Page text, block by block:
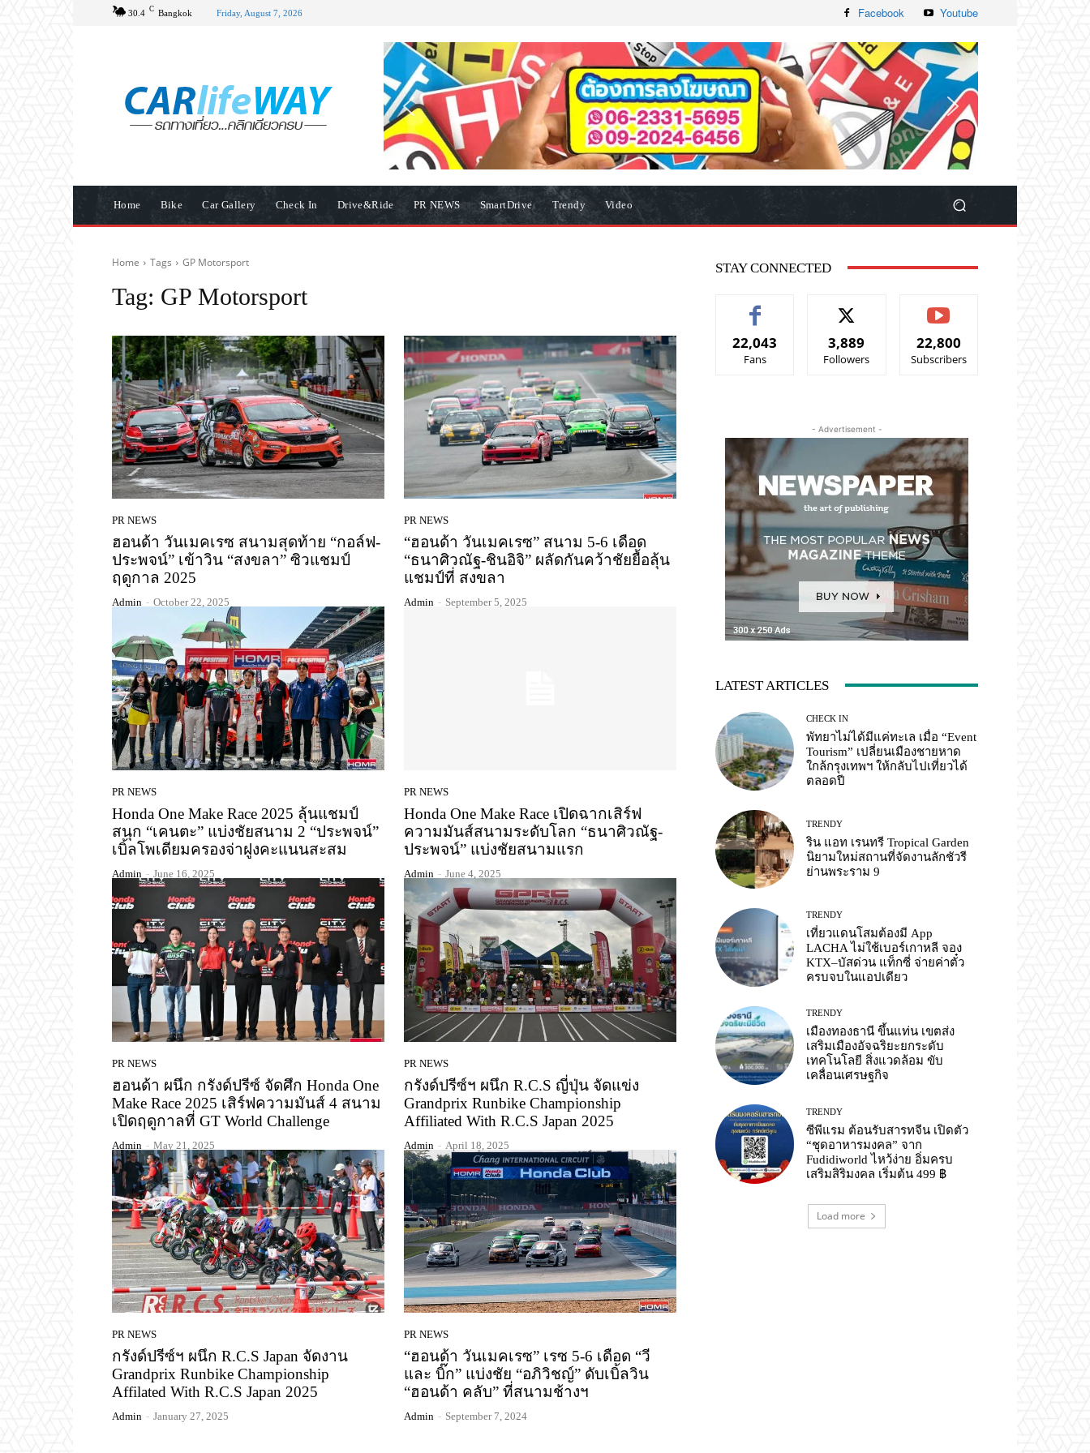
30.4 C Bangkok Friday, August 7, 2026 Facebook Youtube
Home Bike Car Gallery Check In Drive&Ride PR NEWS SmartDrive Trendy Video
Home Tags GP Motorsport
Tag: GP Motorsport
PR NEWS
ฮอนด้า วันเมคเรซ สนามสุดท้าย “กอล์ฟ-
ประพจน์” เข้าวิน “สงขลา” ซิวแชมป์
ฤดูกาล 2025
Admin - October 22, 2025
PR NEWS
“ฮอนด้า วันเมคเรซ” สนาม 5-6 เดือด
“ธนาศิวณัฐ-ชินอิจิ” ผลัดกันคว้าชัยยื้อลุ้น
แชมป์ที่ สงขลา
Admin - September 5, 2025
PR NEWS
Honda One Make Race 2025 ลุ้นแชมป์
สนุก “เคนตะ” แบ่งชัยสนาม 2 “ประพจน์”
เบิ้ลโพเดียมครองจ่าฝูงคะแนนสะสม
Admin - June 16, 2025
PR NEWS
Honda One Make Race เปิดฉากเสิร์ฟ
ความมันส์สนามระดับโลก “ธนาศิวณัฐ-
ประพจน์” แบ่งชัยสนามแรก
Admin - June 4, 2025
PR NEWS
ฮอนด้า ผนึก กรังด์ปรีซ์ จัดศึก Honda One
Make Race 2025 เสิร์ฟความมันส์ 4 สนาม
เปิดฤดูกาลที่ GT World Challenge
Admin - May 21, 2025
PR NEWS
กรังด์ปรีซ์ฯ ผนึก R.C.S ญี่ปุ่น จัดแข่ง
Grandprix Runbike Championship
Affiliated With R.C.S Japan 2025
Admin - April 18, 2025
PR NEWS
กรังด์ปรีซ์ฯ ผนึก R.C.S Japan จัดงาน
Grandprix Runbike Championship
Affilated With R.C.S Japan 2025
Admin - January 27, 2025
PR NEWS
“ฮอนด้า วันเมคเรซ” เรซ 5-6 เดือด “วี
และ บิ๊ก” แบ่งชัย “อภิวิชญ์” ดับเบิ้ลวิน
“ฮอนด้า คลับ” ที่สนามช้างฯ
Admin - September 7, 2024
STAY CONNECTED
22,043
Fans
3,889
Followers
22,800
Subscribers
- Advertisement -
LATEST ARTICLES
CHECK IN
พัทยาไม่ได้มีแค่ทะเล เมื่อ “Event
Tourism” เปลี่ยนเมืองชายหาด
ใกล้กรุงเทพฯ ให้กลับไปเที่ยวได้
ตลอดปี
TRENDY
ริน แอท เรนทรี Tropical Garden
นิยามใหม่สถานที่จัดงานลักชัวรี
ย่านพระราม 9
TRENDY
เที่ยวแดนโสมต้องมี App
LACHA ไม่ใช้เบอร์เกาหลี จอง
KTX–บัสด่วน แท็กซี่ จ่ายค่าตั๋ว
ครบจบในแอปเดียว
TRENDY
เมืองทองธานี ขึ้นแท่น เขตส่ง
เสริมเมืองอัจฉริยะยกระดับ
เทคโนโลยี สิ่งแวดล้อม ขับ
เคลื่อนเศรษฐกิจ
TRENDY
ซีพีแรม ต้อนรับสารทจีน เปิดตัว
“ชุดอาหารมงคล” จาก
Fudidiworld ไหว้ง่าย อิ่มครบ
เสริมสิริมงคล เริ่มต้น 499 ฿
Load more